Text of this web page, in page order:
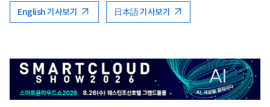
English 기사보기 日本語 기사보기